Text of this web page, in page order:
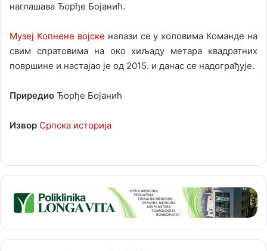
наглашава Ђорђе Бојанић.
Музеј Копнене војске налази се у холовима Команде на
свим спратовима на око хиљаду метара квадратних
површине и настајао је од 2015. и данас се надограђује.
Приредио Ђорђе Бојанић
Извор Српска историја